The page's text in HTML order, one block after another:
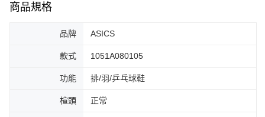
【注意事項】
易，需依本服務之必要範圍內提供個人資料，並將交易相關給付款項請求債
２．關於個人資料處理事宜，請瀏覽以下網址：
https://aftee.tw/terms/#terms3
３．未成年的使用者請事先徵得法定代理人或監護人之同意方可使用
「AFTEE先享後付」，若未經同意申辦者引起之損失，本公司不負相關責
４．使用「AFTEE先享後付」時，將依據個別帳號之用戶狀況，依本公司即
宅配
商品規格
品牌 ASICS
款式 1051A080105
功能 排/羽/乒乓球鞋
楦頭 正常